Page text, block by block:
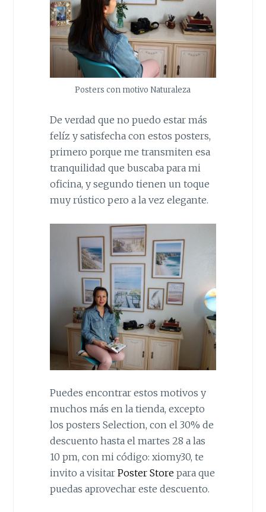
Posters con motivo Naturaleza
De verdad que no puedo estar más
felíz y satisfecha con estos posters,
primero porque me transmiten esa
tranquilidad que buscaba para mi
oficina, y segundo tienen un toque
muy rústico pero a la vez elegante.
Puedes encontrar estos motivos y
muchos más en la tienda, excepto
los posters Selection, con el 30% de
descuento hasta el martes 28 a las
10 pm, con mi código: xiomy30, te
invito a visitar Poster Storepara que
puedas aprovechar este descuento.